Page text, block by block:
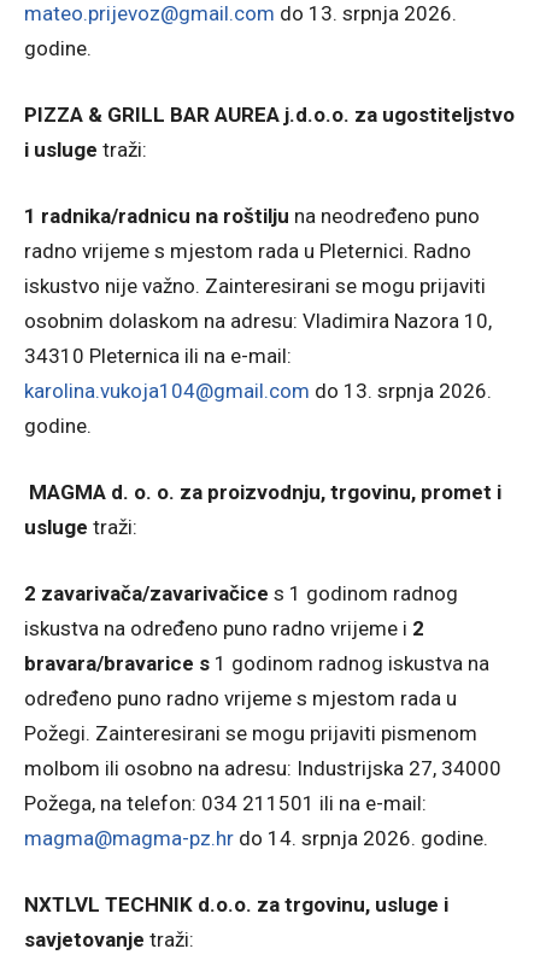
mateo.prijevoz@gmail.com do 13. srpnja 2026.
godine.
PIZZA & GRILL BAR AUREA j.d.o.o. za ugostiteljstvo
i usluge traži:
1 radnika/radnicu na roštilju na neodređeno puno
radno vrijeme s mjestom rada u Pleternici. Radno
iskustvo nije važno. Zainteresirani se mogu prijaviti
osobnim dolaskom na adresu: Vladimira Nazora 10,
34310 Pleternica ili na e-mail:
karolina.vukoja104@gmail.com do 13. srpnja 2026.
godine.
MAGMA d. o. o. za proizvodnju, trgovinu, promet i
usluge traži:
2 zavarivača/zavarivačice s 1 godinom radnog
iskustva na određeno puno radno vrijeme i 2
bravara/bravarice s 1 godinom radnog iskustva na
određeno puno radno vrijeme s mjestom rada u
Požegi. Zainteresirani se mogu prijaviti pismenom
molbom ili osobno na adresu: Industrijska 27, 34000
Požega, na telefon: 034 211501 ili na e-mail:
magma@magma-pz.hr do 14. srpnja 2026. godine.
NXTLVL TECHNIK d.o.o. za trgovinu, usluge i
savjetovanje traži: